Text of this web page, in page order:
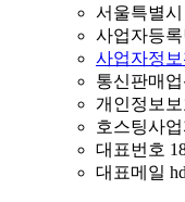
서울특별
사업자등록
사업자정보
통신판매
개인정보
호스팅사
대표번호
대표메일